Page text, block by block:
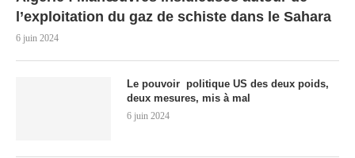
l’exploitation du gaz de schiste dans le Sahara
6 juin 2024
Le pouvoir politique US des deux poids,
deux mesures, mis à mal
6 juin 2024